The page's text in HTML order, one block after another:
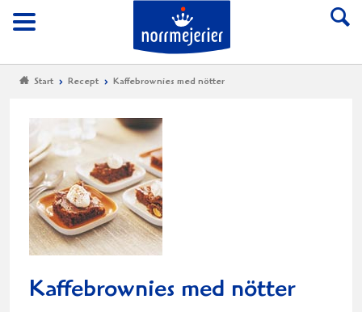
Meny
Till Norrmejerier
Start Recept Kaffebrownies med nötter
Kaffebrownies med nötter